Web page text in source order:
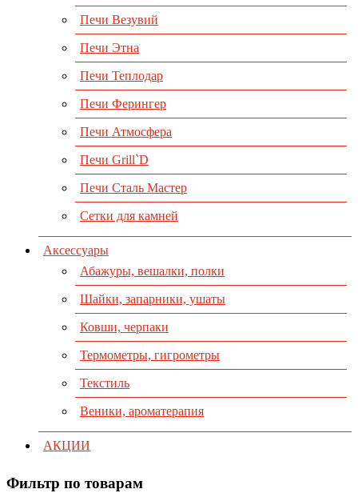
Печи Везувий
Печи Этна
Печи Теплодар
Печи Ферингер
Печи Атмосфера
Печи Grill`D
Печи Сталь Мастер
Сетки для камней
Аксессуары
Абажуры, вешалки, полки
Шайки, запарники, ушаты
Ковши, черпаки
Термометры, гигрометры
Текстиль
Веники, ароматерапия
АКЦИИ
Фильтр по товарам